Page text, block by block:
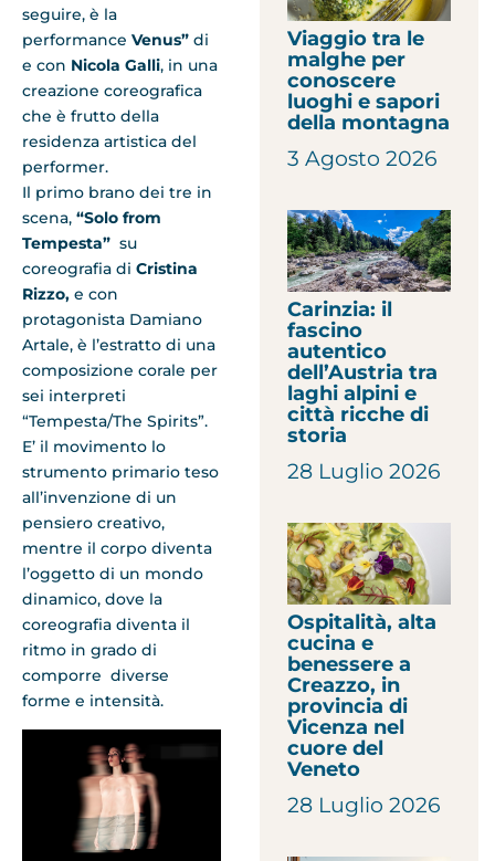
seguire, è la
performance Venus” di
e con Nicola Galli, in una
creazione coreografica
che è frutto della
residenza artistica del
performer.
Il primo brano dei tre in
scena, “Solo from
Tempesta” su
coreografia di Cristina
Rizzo, e con
protagonista Damiano
Artale, è l’estratto di una
composizione corale per
sei interpreti
“Tempesta/The Spirits”.
E’ il movimento lo
strumento primario teso
all’invenzione di un
pensiero creativo,
mentre il corpo diventa
l’oggetto di un mondo
dinamico, dove la
coreografia diventa il
ritmo in grado di
comporre diverse
forme e intensità.
Viaggio tra le
malghe per
conoscere
luoghi e sapori
della montagna
3 Agosto 2026
Carinzia: il
fascino
autentico
dell’Austria tra
laghi alpini e
città ricche di
storia
28 Luglio 2026
Ospitalità, alta
cucina e
benessere a
Creazzo, in
provincia di
Vicenza nel
cuore del
Veneto
28 Luglio 2026